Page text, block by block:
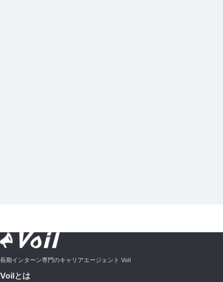
長期インターン専門のキャリアエージェント Voil
Voilとは